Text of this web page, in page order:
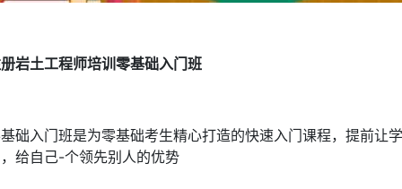
岩土工程师培训零基础入门班
础入门班是为零基础考生精心打造的快速入门课程，提前让
给自己-个领先别人的优势